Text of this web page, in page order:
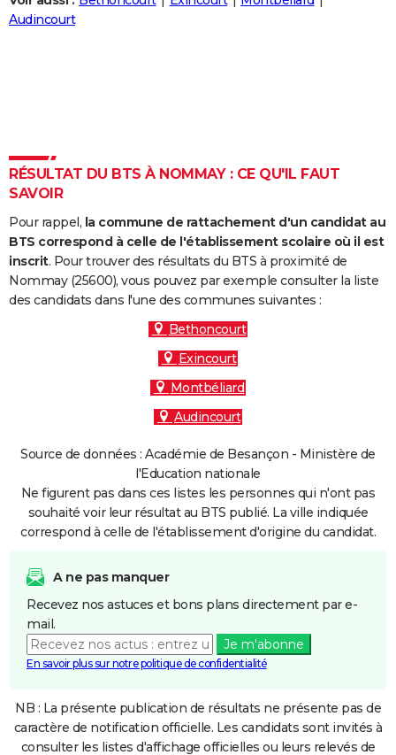
Destinations
City break
Voyage nature
Voyage de noces
Forum
Climat
+
PHOTO
Carte de Noël
Carte Bonne année
Carte Saint-Valentin
Carte Pâques
Carte d'anniversaire
DICTIONNAIRE
Dictionnaire
Biographies
Citations
Expressions
Proverbes
PROGRAMME TV
COPAINS D'AVANT
S'inscrire
Se connecter
Lycées
Collèges
Primaires
Universités
Entreprises
Service militaire
Avis de recherche
AVIS DE DÉCÈS
FORUM
Audincourt
RÉSULTAT DU BTS À NOMMAY : CE QU'IL FAUT
SAVOIR
Pour rappel, la commune de rattachement d'un candidat au
BTS correspond à celle de l'établissement scolaire où il est
inscrit. Pour trouver des résultats du BTS à proximité de
Nommay (25600), vous pouvez par exemple consulter la liste
des candidats dans l'une des communes suivantes :
Bethoncourt
Exincourt
Montbéliard
Audincourt
Source de données : Académie de Besançon - Ministère de
l'Education nationale
Ne figurent pas dans ces listes les personnes qui n'ont pas
souhaité voir leur résultat au BTS publié. La ville indiquée
correspond à celle de l'établissement d'origine du candidat.
A ne pas manquer
Recevez nos astuces et bons plans directement par e-
mail.
Je m'abonne
En savoir plus sur notre politique de confidentialité
NB : La présente publication de résultats ne présente pas de
caractère de notification officielle. Les candidats sont invités à
consulter les listes d'affichage officielles ou leurs relevés de